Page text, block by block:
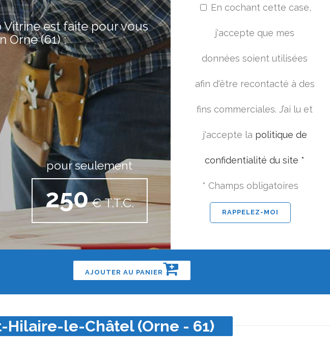
est faite pour vous
Orne (61) :
pour seulement
250€ T.T.C.
En cochant cette case,
j'accepte que mes
données soient utilisées
afin d'être recontacté à des
fins commerciales. J’ai lu et
j'accepte la politique de
confidentialité du site *
* Champs obligatoires
AJOUTER AU PANIER
Hilaire-le-Châtel (Orne - 61)